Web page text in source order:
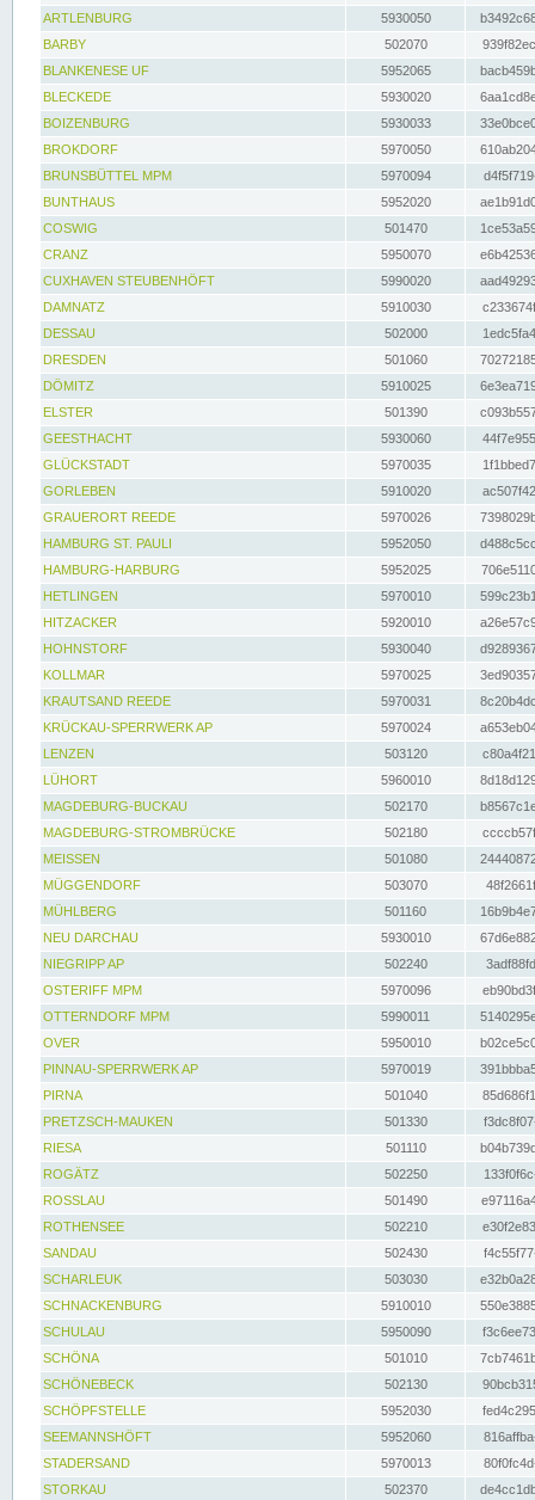
ARTLENBURG
5930050
BARBY
502070
BLANKENESE UF
5952065
BLECKEDE
5930020
BOIZENBURG
5930033
BROKDORF
5970050
BRUNSBÜTTEL MPM
5970094
BUNTHAUS
5952020
COSWIG
501470
CRANZ
5950070
CUXHAVEN STEUBENHÖFT
5990020
DAMNATZ
5910030
DESSAU
502000
DRESDEN
501060
DÖMITZ
5910025
ELSTER
501390
GEESTHACHT
5930060
GLÜCKSTADT
5970035
GORLEBEN
5910020
GRAUERORT REEDE
5970026
HAMBURG ST. PAULI
5952050
HAMBURG-HARBURG
5952025
HETLINGEN
5970010
HITZACKER
5920010
HOHNSTORF
5930040
KOLLMAR
5970025
KRAUTSAND REEDE
5970031
KRÜCKAU-SPERRWERK AP
5970024
LENZEN
503120
LÜHORT
5960010
MAGDEBURG-BUCKAU
502170
MAGDEBURG-STROMBRÜCKE
502180
MEISSEN
501080
MÜGGENDORF
503070
MÜHLBERG
501160
NEU DARCHAU
5930010
NIEGRIPP AP
502240
OSTERIFF MPM
5970096
OTTERNDORF MPM
5990011
OVER
5950010
PINNAU-SPERRWERK AP
5970019
PIRNA
501040
PRETZSCH-MAUKEN
501330
RIESA
501110
ROGÄTZ
502250
ROSSLAU
501490
ROTHENSEE
502210
SANDAU
502430
SCHARLEUK
503030
SCHNACKENBURG
5910010
SCHULAU
5950090
SCHÖNA
501010
SCHÖNEBECK
502130
SCHÖPFSTELLE
5952030
SEEMANNSHÖFT
5952060
STADERSAND
5970013
STORKAU
502370